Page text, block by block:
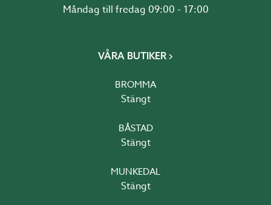
Måndag till fredag 09:00 - 17:00
VÅRA BUTIKER
BROMMA
Stängt
BÅSTAD
Stängt
MUNKEDAL
Stängt